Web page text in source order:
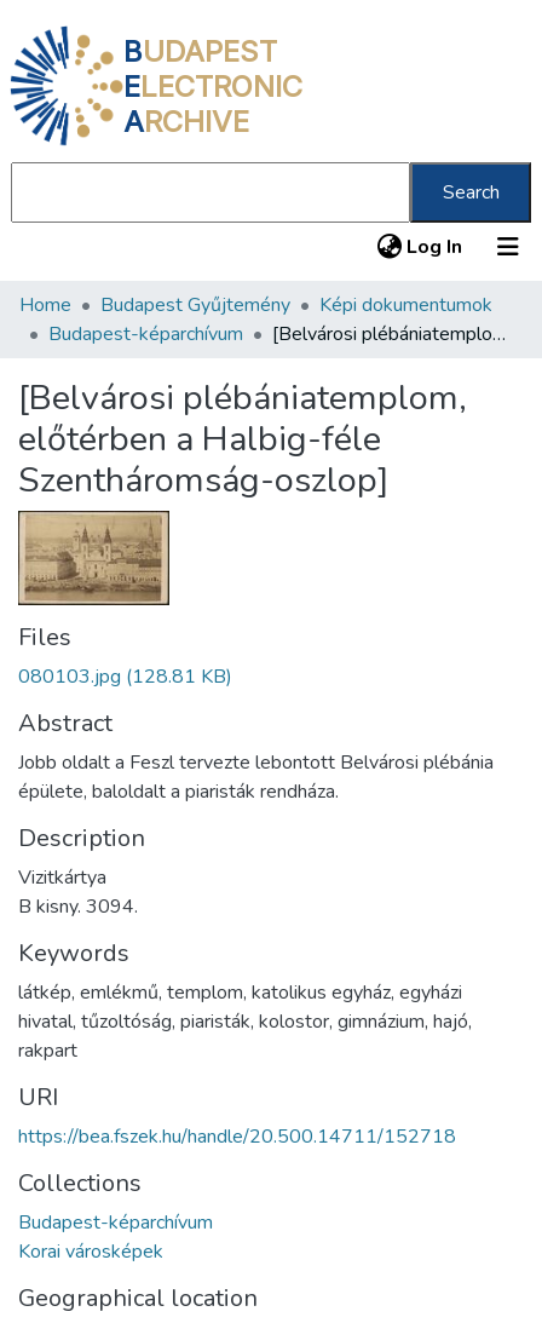
BUDAPEST
ELECTRONIC
ARCHIVE
Search
Log In (current)
Communities & Collections
Statistics
About us
Home Budapest Gyűjtemény
Képi dokumentumok
Budapest-képarchívum
[Belvárosi plébániatemplom, előtérben a Halbig-féle Szentháromság-oszlop]
[Belvárosi plébániatemplom,
előtérben a Halbig-féle
Szentháromság-oszlop]
Files
080103.jpg (128.81 KB)
Abstract
Jobb oldalt a Feszl tervezte lebontott Belvárosi plébánia
épülete, baloldalt a piaristák rendháza.
Description
Vizitkártya
B kisny. 3094.
Keywords
látkép, emlékmű, templom, katolikus egyház, egyházi
hivatal, tűzoltóság, piaristák, kolostor, gimnázium, hajó,
rakpart
URI
https://bea.fszek.hu/handle/20.500.14711/152718
Collections
Budapest-képarchívum
Korai városképek
Geographical location